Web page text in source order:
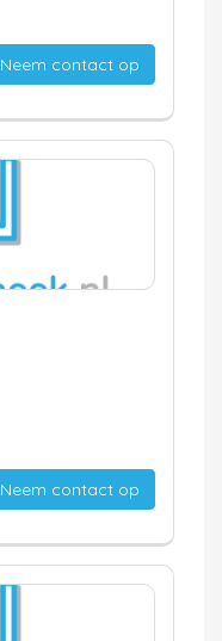
Neem contact op
Neem contact op